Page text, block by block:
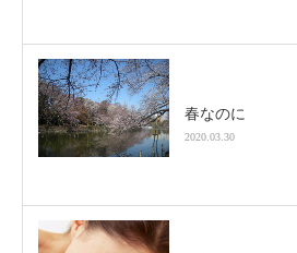
春なのに
2020.03.30